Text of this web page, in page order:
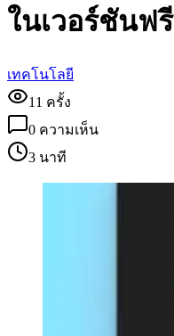
ในเวอร์ชันฟรี
เทคโนโลยี
11 ครั้ง
0 ความเห็น
3 นาที